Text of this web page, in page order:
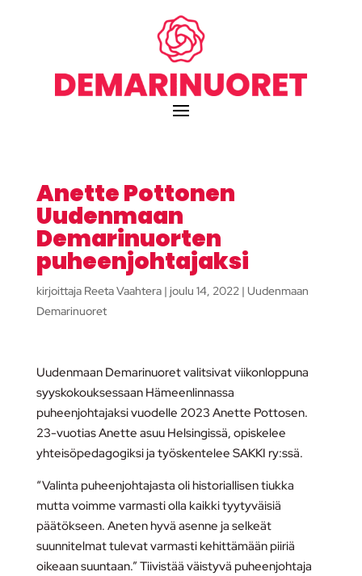
Anette Pottonen
Uudenmaan
Demarinuorten
puheenjohtajaksi
kirjoittaja Reeta Vaahtera| joulu 14, 2022| Uudenmaan
Demarinuoret
Uudenmaan Demarinuoret valitsivat viikonloppuna
syyskokouksessaan Hämeenlinnassa
puheenjohtajaksi vuodelle 2023 Anette Pottosen.
23-vuotias Anette asuu Helsingissä, opiskelee
yhteisöpedagogiksi ja työskentelee SAKKI ry:ssä.
“Valinta puheenjohtajasta oli historiallisen tiukka
mutta voimme varmasti olla kaikki tyytyväisiä
päätökseen. Aneten hyvä asenne ja selkeät
suunnitelmat tulevat varmasti kehittämään piiriä
oikeaan suuntaan.” Tiivistää väistyvä puheenjohtaja